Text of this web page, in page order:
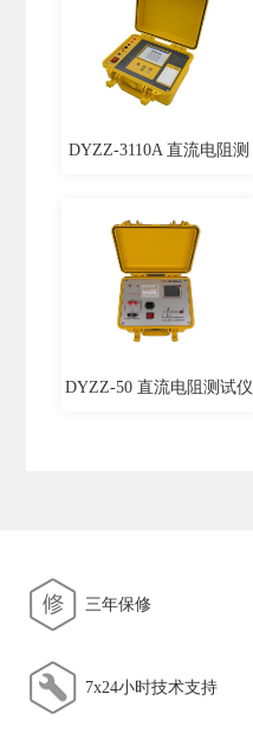
DYZZ-3110A 直流电阻测
DYZZ-50 直流电阻测试仪
三年保修
7x24小时技术支持